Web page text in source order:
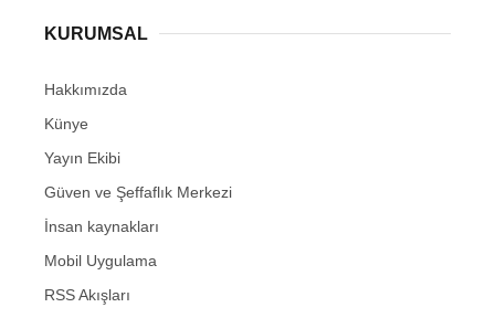
KURUMSAL
Hakkımızda
Künye
Yayın Ekibi
Güven ve Şeffaflık Merkezi
İnsan kaynakları
Mobil Uygulama
RSS Akışları